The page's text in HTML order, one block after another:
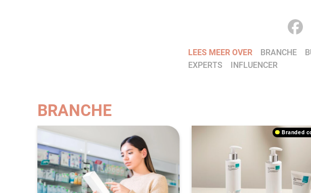
LEES MEER OVER BRANCHE
EXPERTS
INFLUENCER
BRANCHE
branded